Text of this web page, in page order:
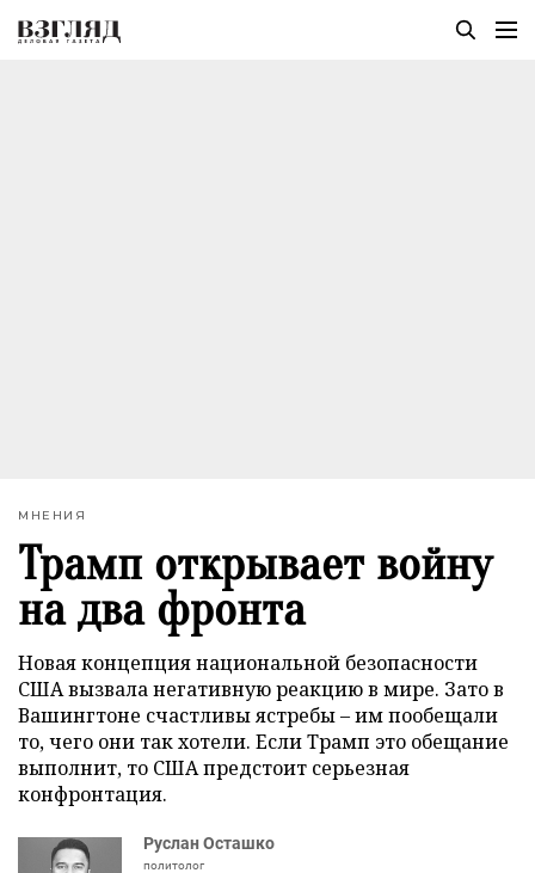
МНЕНИЯ
Трамп открывает войну
на два фронта
Новая концепция национальной безопасности
США вызвала негативную реакцию в мире. Зато в
Вашингтоне счастливы ястребы – им пообещали
то, чего они так хотели. Если Трамп это обещание
выполнит, то США предстоит серьезная
конфронтация.
Руслан Осташко
политолог